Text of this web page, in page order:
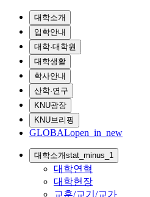
대학소개
입학안내
대학·대학원
대학생활
학사안내
산학·연구
KNU광장
KNU브리핑
GLOBALopen_in_new
대학소개stat_minus_1
대학연혁
대학헌장
교훈/교기/교가